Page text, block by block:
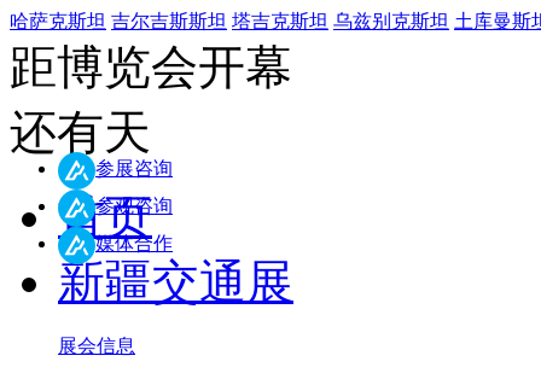
哈萨克斯坦 吉尔吉斯斯坦 塔吉克斯坦 乌兹别克斯坦 土库曼斯
距博览会开幕
还有天
首页
新疆交通展
展会信息
参展咨询
参观咨询
媒体合作